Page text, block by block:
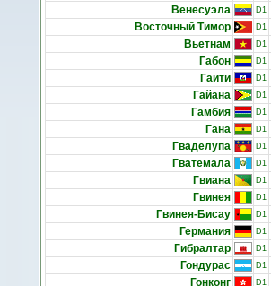
Венесуэла D1
Восточный Тимор D1
Вьетнам D1
Габон D1
Гаити D1
Гайана D1
Гамбия D1
Гана D1
Гваделупа D1
Гватемала D1
Гвиана D1
Гвинея D1
Гвинея-Бисау D1
Германия D1
Гибралтар D1
Гондурас D1
Гонконг D1